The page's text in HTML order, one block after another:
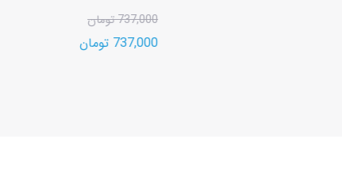
737,000 تومان
737,000 تومان